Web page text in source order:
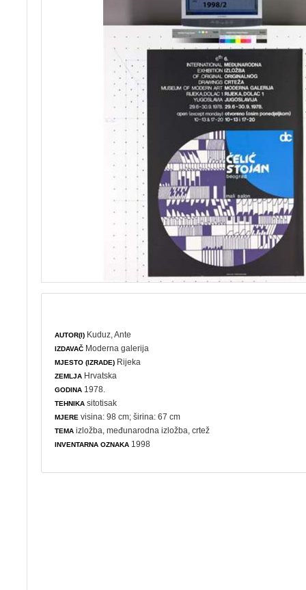
AUTOR(I) Kuduz, Ante
IZDAVAČ Moderna galerija
MJESTO (IZRADE) Rijeka
ZEMLJA Hrvatska
GODINA 1978.
TEHNIKA sitotisak
MJERE visina: 98 cm; širina: 67 cm
TEMA izložba ,međunarodna izložba ,crtež
INVENTARNA OZNAKA 1998